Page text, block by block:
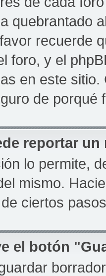
quebrantado
recuerde
foro, y el
en este
de porqué
reportar
lo permite,
mismo.
ciertos
el botón